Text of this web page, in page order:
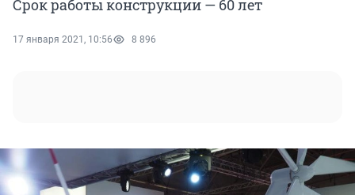
Срок работы конструкции — 60 лет
17 января 2021, 10:56 8 896